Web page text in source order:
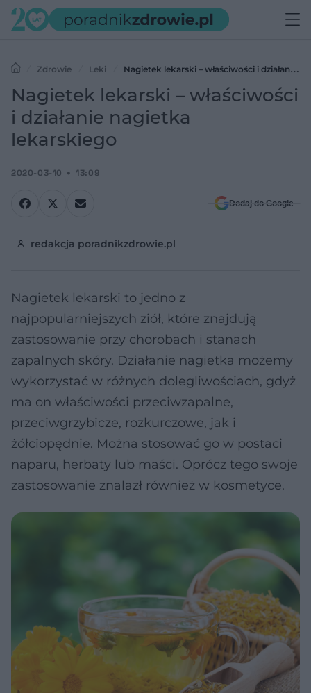
Zdrowie Leki
Nagietek lekarski – właściwości i działanie
nagietka lekarskiego
Nagietek lekarski – właściwości
i działanie nagietka
lekarskiego
2020-03-10 13:09
Dodaj do Google
redakcja poradnikzdrowie.pl
Nagietek lekarski to jedno z
najpopularniejszych ziół, które znajdują
zastosowanie przy chorobach i stanach
zapalnych skóry. Działanie nagietka możemy
wykorzystać w różnych dolegliwościach, gdyż
ma on właściwości przeciwzapalne,
przeciwgrzybicze, rozkurczowe, jak i
żółciopędnie. Można stosować go w postaci
naparu, herbaty lub maści. Oprócz tego swoje
zastosowanie znalazł również w kosmetyce.